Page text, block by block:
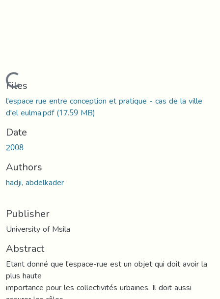
Loading...
Files
l'espace rue entre conception et pratique - cas de la ville
d'el eulma.pdf(17.59 MB)
Date
2008
Authors
hadji, abdelkader
Publisher
University of Msila
Abstract
Etant donné que l'espace-rue est un objet qui doit avoir la
plus haute
importance pour les collectivités urbaines. Il doit aussi